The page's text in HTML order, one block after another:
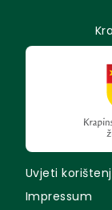
Uvjeti
Impressum